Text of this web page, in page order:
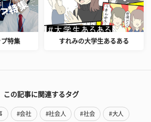
特集 すれみの大学生あるある
この記事に関連するタグ
#会社 #社会人 #社会 #大人